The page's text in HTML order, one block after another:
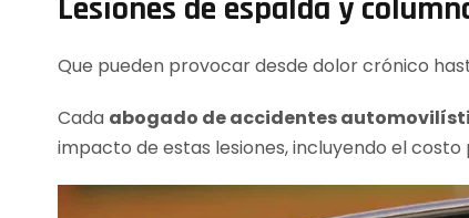
Lesiones de espalda y
Que pueden provocar desde dolor crónico
Cada abogado de accidentes
impacto de estas lesiones, incluyendo el